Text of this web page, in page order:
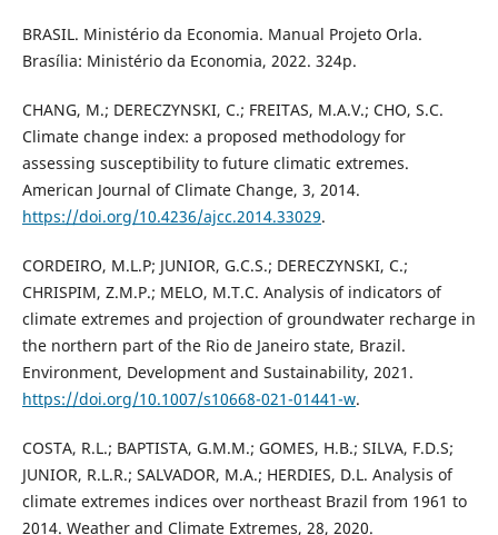
BRASIL. Ministério da Economia. Manual Projeto Orla.
Brasília: Ministério da Economia, 2022. 324p.
CHANG, M.; DERECZYNSKI, C.; FREITAS, M.A.V.; CHO, S.C.
Climate change index: a proposed methodology for
assessing susceptibility to future climatic extremes.
American Journal of Climate Change, 3, 2014.
https://doi.org/10.4236/ajcc.2014.33029.
CORDEIRO, M.L.P; JUNIOR, G.C.S.; DERECZYNSKI, C.;
CHRISPIM, Z.M.P.; MELO, M.T.C. Analysis of indicators of
climate extremes and projection of groundwater recharge in
the northern part of the Rio de Janeiro state, Brazil.
Environment, Development and Sustainability, 2021.
https://doi.org/10.1007/s10668-021-01441-w.
COSTA, R.L.; BAPTISTA, G.M.M.; GOMES, H.B.; SILVA, F.D.S;
JUNIOR, R.L.R.; SALVADOR, M.A.; HERDIES, D.L. Analysis of
climate extremes indices over northeast Brazil from 1961 to
2014. Weather and Climate Extremes, 28, 2020.